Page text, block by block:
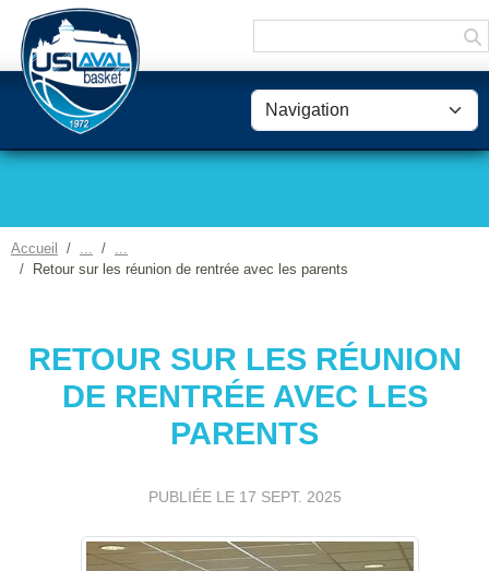
Accueil
Retour sur les réunion de rentrée avec les parents
RETOUR SUR LES RÉUNION
DE RENTRÉE AVEC LES
PARENTS
PUBLIÉE LE 17 SEPT. 2025
Panneau de gestion des cookies